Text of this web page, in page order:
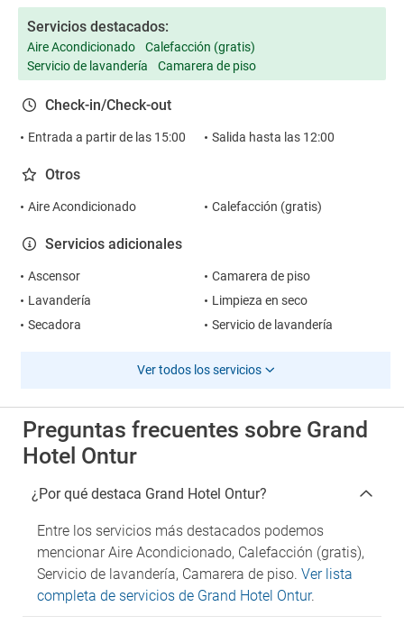
Servicios destacados:
Aire Acondicionado
Calefacción (gratis)
Servicio de lavandería
Camarera de piso
Check-in/Check-out
Entrada a partir de las 15:00 Salida hasta las 12:00
Otros
Aire Acondicionado Calefacción (gratis)
Servicios adicionales
Ascensor
Camarera de piso
Lavandería
Limpieza en seco
Secadora
Servicio de lavandería
Ver todos los servicios
Preguntas frecuentes sobre Grand
Hotel Ontur
¿Por qué destaca Grand Hotel Ontur?
Entre los servicios más destacados podemos
mencionar Aire Acondicionado, Calefacción (gratis),
Servicio de lavandería, Camarera de piso. Ver lista
completa de servicios de Grand Hotel Ontur.